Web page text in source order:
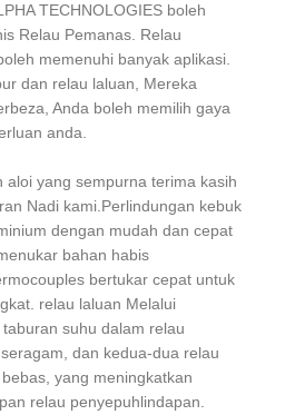
TECHNOLOGIES boleh
Relau Pemanas. Relau
memenuhi banyak aplikasi.
dan relau laluan, Mereka
Anda boleh memilih gaya
anda.
aloi yang sempurna terima kasih
Nadi kami.Perlindungan kebuk
dengan mudah dan cepat
bahan habis
bertukar cepat untuk
relau laluan Melalui
suhu dalam relau
dan kedua-dua relau
yang meningkatkan
relau penyepuhlindapan.